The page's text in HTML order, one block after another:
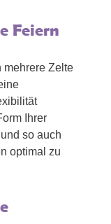
Feiern
mehrere Zelte
Ihrer
so auch
optimal zu